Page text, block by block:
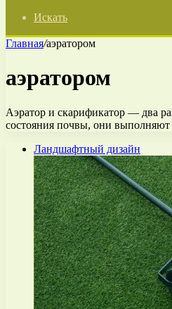
Искать
Главная/аэратором
аэратором
Аэратор и скарификатор — два
состояния почвы, они
Ландшафтный дизайн